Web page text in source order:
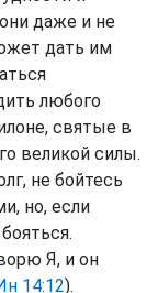
даже и не
дать им
любого
святые в
великой силы.
не бойтесь
но, если
Я, и он
14:12).